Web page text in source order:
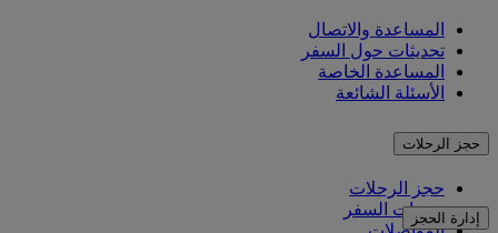
المساعدة والاتصال
تحديثات حول السفر
المساعدة الخاصة
الأسئلة الشائعة
حجز الرحلات
حجز الرحلات
خدمات السفرإدارة الحجز